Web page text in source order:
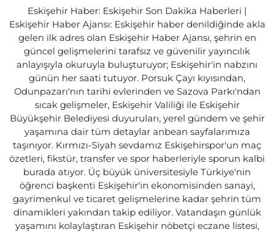
Eskişehir Haber: Eskişehir Son Dakika Haberleri |
Eskişehir Haber Ajansı: Eskişehir haber denildiğinde akla
gelen ilk adres olan Eskişehir Haber Ajansı, şehrin en
güncel gelişmelerini tarafsız ve güvenilir yayıncılık
anlayışıyla okuruyla buluşturuyor; Eskişehir'in nabzını
günün her saati tutuyor. Porsuk Çayı kıyısından,
Odunpazarı'nın tarihi evlerinden ve Sazova Parkı'ndan
sıcak gelişmeler, Eskişehir Valiliği ile Eskişehir
Büyükşehir Belediyesi duyuruları, yerel gündem ve şehir
yaşamına dair tüm detaylar anbean sayfalarımıza
taşınıyor. Kırmızı-Siyah sevdamız Eskişehirspor'un maç
özetleri, fikstür, transfer ve spor haberleriyle sporun kalbi
burada atıyor. Üç büyük üniversitesiyle Türkiye'nin
öğrenci başkenti Eskişehir'in ekonomisinden sanayi,
gayrimenkul ve ticaret gelişmelerine kadar şehrin tüm
dinamikleri yakından takip ediliyor. Vatandaşın günlük
yaşamını kolaylaştıran Eskişehir nöbetçi eczane listesi,